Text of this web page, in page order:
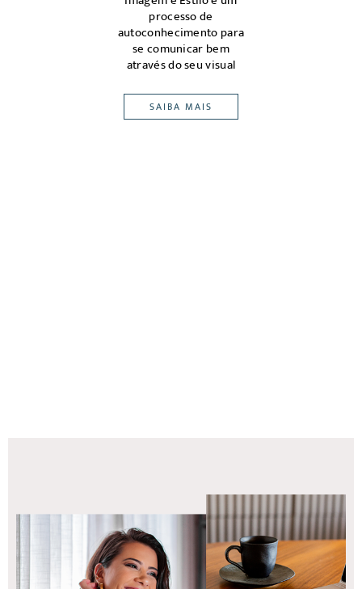
processo de
autoconhecimento para
se comunicar bem
através do seu visual
SAIBA MAIS